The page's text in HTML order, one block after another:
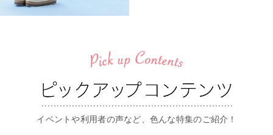
イベントや利用者の声など、色んな特集のご紹介！